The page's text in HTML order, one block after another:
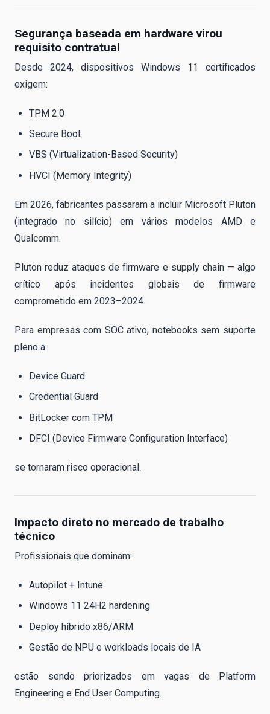
Segurança baseada em hardware virou
requisito contratual
Desde 2024, dispositivos Windows 11 certificados
exigem:
TPM 2.0
Secure Boot
VBS (Virtualization-Based Security)
HVCI (Memory Integrity)
Em 2026, fabricantes passaram a incluir Microsoft Pluton
(integrado no silício) em vários modelos AMD e
Qualcomm.
Pluton reduz ataques de firmware e supply chain — algo
crítico após incidentes globais de firmware
comprometido em 2023–2024.
Para empresas com SOC ativo, notebooks sem suporte
pleno a:
Device Guard
Credential Guard
BitLocker com TPM
DFCI (Device Firmware Configuration Interface)
se tornaram risco operacional.
Impacto direto no mercado de trabalho
técnico
Profissionais que dominam:
Autopilot + Intune
Windows 11 24H2 hardening
Deploy híbrido x86/ARM
Gestão de NPU e workloads locais de IA
estão sendo priorizados em vagas de Platform
Engineering e End User Computing.